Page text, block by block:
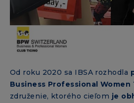
Od roku 2020 sa IBSA rozhodla
Business Professional Women
združenie, ktorého cieľom je